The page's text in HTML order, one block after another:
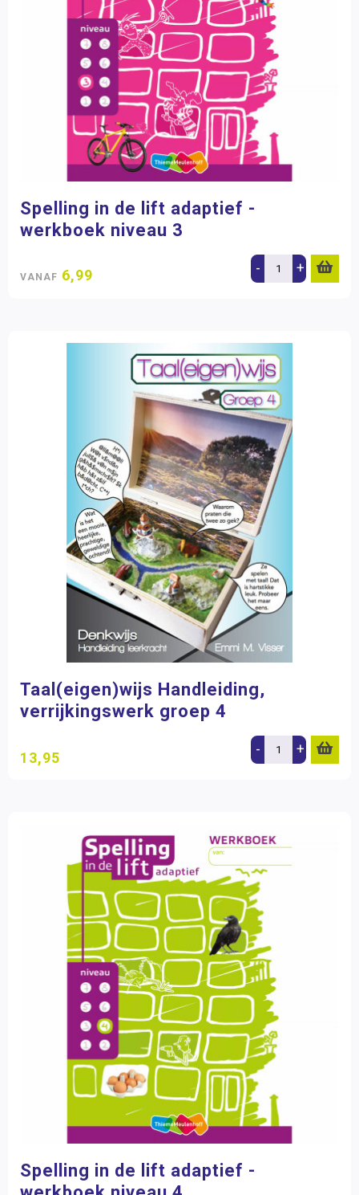
Spelling in de lift adaptief -
werkboek niveau 3
VANAF 6,99 - +
Taal(eigen)wijs Handleiding,
verrijkingswerk groep 4
13,95 - +
Spelling in de lift adaptief -